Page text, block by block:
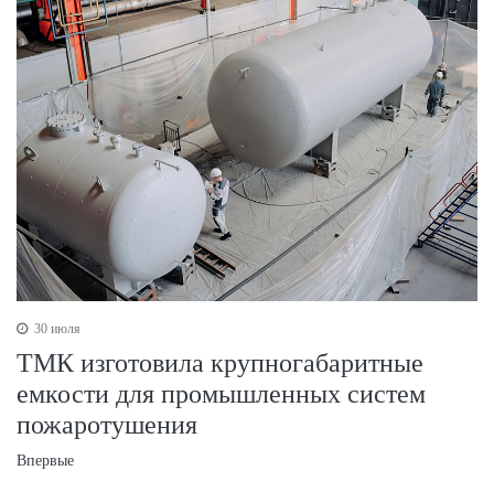
30 июля
ТМК изготовила крупногабаритные
емкости для промышленных систем
пожаротушения
Впервые